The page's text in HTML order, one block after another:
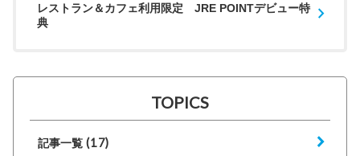
レストラン＆カフェ利用限定 JRE POINTデビュー特
典
TOPICS
記事一覧 (17)